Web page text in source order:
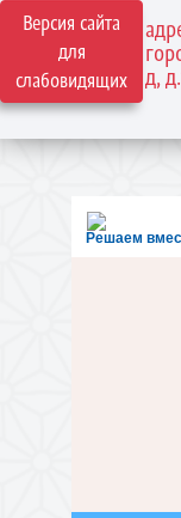
Версия сайта
для
слабовидящих
д,
Решаем